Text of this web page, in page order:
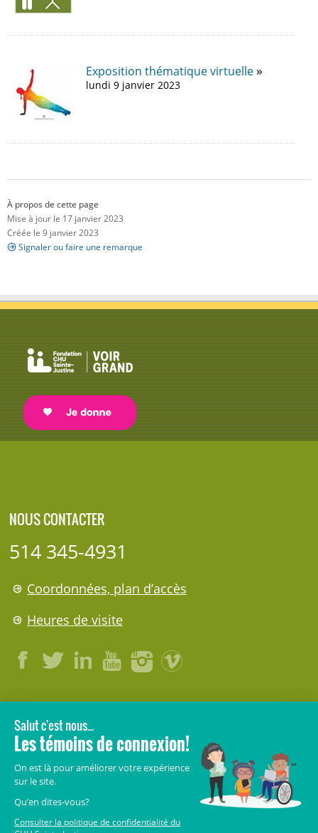
Exposition thématique virtuelle
lundi 9 janvier 2023
À propos de cette page
Mise à jour le 17 janvier 2023
Créée le 9 janvier 2023
Signaler ou faire une remarque
NOUS CONTACTER
514 345-4931
Coordonnées, plan d’accès
Heures de visite
LÉGAL
© 2006-2026CHU Sainte-Justine.
Avis légaux
Crédits